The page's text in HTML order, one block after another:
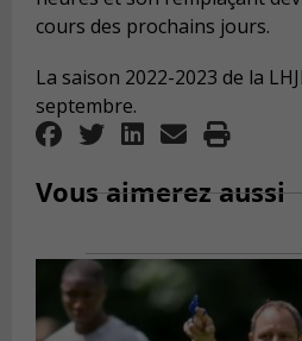
cours des prochains jours.
La saison 2022-2023 de la
septembre.
Vous aimerez aussi